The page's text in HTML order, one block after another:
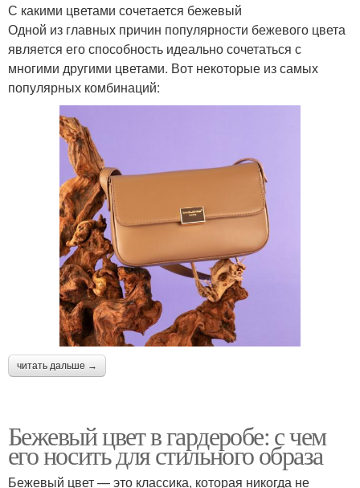
С какими цветами сочетается бежевый
Одной из главных причин популярности бежевого цвета
является его способность идеально сочетаться с
многими другими цветами. Вот некоторые из самых
популярных комбинаций:
читать дальше →
Бежевый цвет в гардеробе: с чем
его носить для стильного образа
Бежевый цвет — это классика, которая никогда не